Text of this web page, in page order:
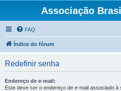
Associação
FAQ
Índice do fórum
Redefinir senha
Endereço de e-mail:
Este deve ser o endereço de e-mail associado